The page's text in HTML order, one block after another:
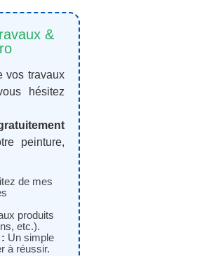
&
vos travaux
hésitez
peinture,
de mes
produits
etc.).
Un simple
à réussir.